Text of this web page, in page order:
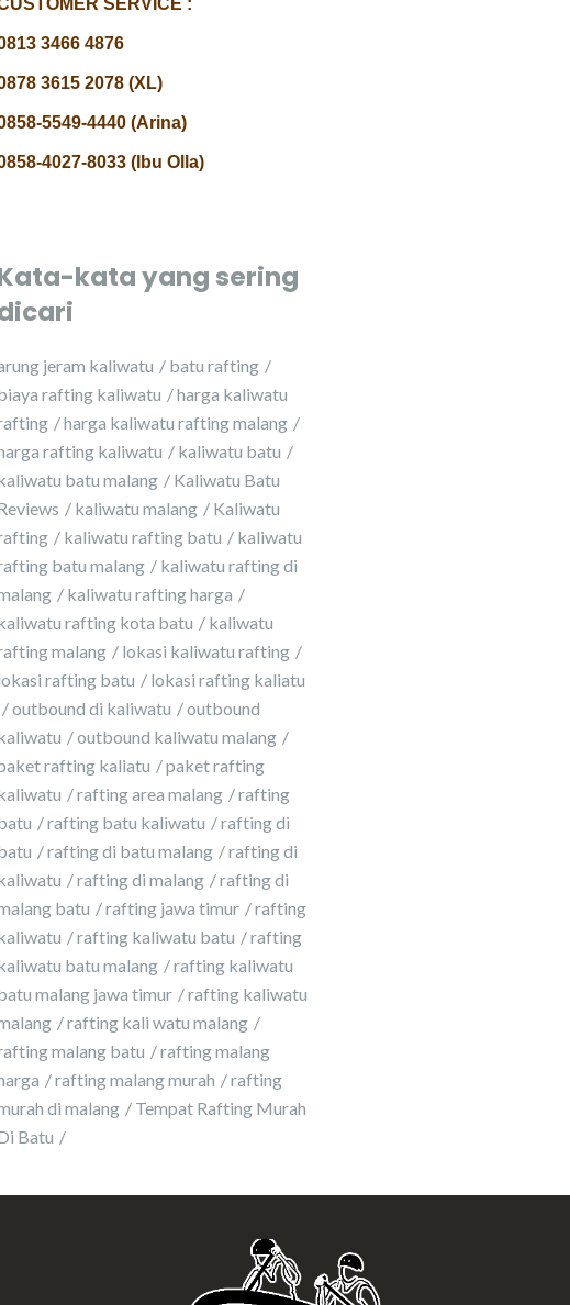
SERVICE :
3466 4876
3615 2078 (XL)
5549-4440 (Arina)
4027-8033 (Ibu Olla)
kata yang sering
jeram kaliwatu
batu rafting
rafting kaliwatu
harga kaliwatu
harga kaliwatu rafting malang
rafting kaliwatu
kaliwatu batu
batu malang
Kaliwatu Batu
kaliwatu malang
Kaliwatu
kaliwatu rafting batu
kaliwatu
batu malang
kaliwatu rafting di
kaliwatu rafting harga
rafting kota batu
kaliwatu
malang
lokasi kaliwatu rafting
rafting batu
lokasi rafting kaliatu
outbound di kaliwatu
outbound
outbound kaliwatu malang
rafting kaliatu
paket rafting
rafting area malang
rafting
rafting batu kaliwatu
rafting di
rafting di batu malang
rafting di
rafting di malang
rafting di
batu
rafting jawa timur
rafting
rafting kaliwatu batu
rafting
batu malang
rafting kaliwatu
malang jawa timur
rafting kaliwatu
rafting kali watu malang
malang batu
rafting malang
rafting malang murah
rafting
di malang
Tempat Rafting Murah
Batu